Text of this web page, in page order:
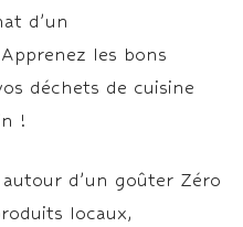
d’un
les bons
déchets de cuisine
!
d’un goûter Zéro
locaux,